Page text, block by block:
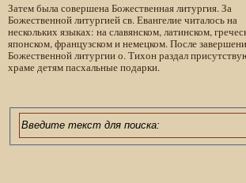
Затем была совершена Божественная литургия. За
Божественной литургией св. Евангелие читалось на
нескольких языках: на славянском, латинском,
японском, французском и немецком. После
Божественной литургии о. Тихон раздал
храме детям пасхальные подарки.